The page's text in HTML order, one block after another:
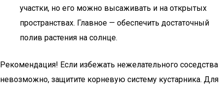
участки, но его можно высаживать и на открытых
пространствах. Главное — обеспечить достаточный
полив растения на солнце.
Рекомендация! Если избежать нежелательного соседства
невозможно, защитите корневую систему кустарника. Для